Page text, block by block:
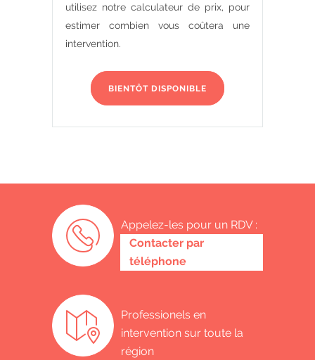
utilisez notre calculateur de prix, pour
estimer combien vous coûtera une
intervention.
BIENTÔT DISPONIBLE
Appelez-les pour un RDV :
0485 58 62 32
Contacter par
téléphone
Professionels en
intervention sur toute la
région